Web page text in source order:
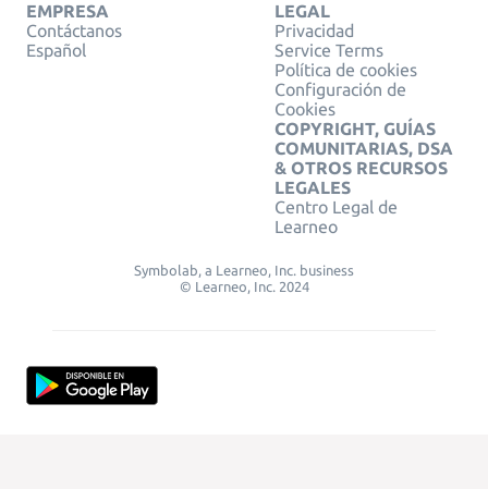
EMPRESA
Contáctanos
Español
LEGAL
Privacidad
Service Terms
Política de cookies
Configuración de
Cookies
COPYRIGHT, GUÍAS
COMUNITARIAS, DSA
& OTROS RECURSOS
LEGALES
Centro Legal de
Learneo
Symbolab, a Learneo, Inc. business
© Learneo, Inc. 2024